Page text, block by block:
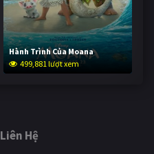
Hành Trình Của Moana
499,881 lượt xem
Liên Hệ